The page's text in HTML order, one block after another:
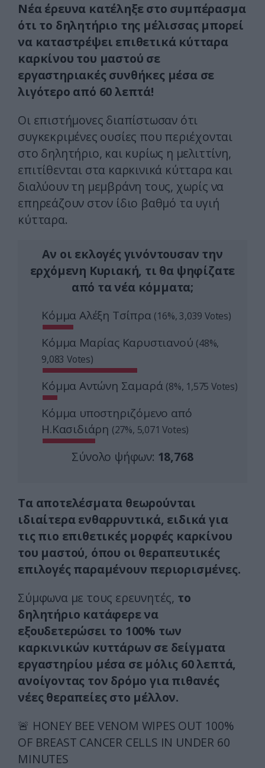
Νέα έρευνα κατέληξε στο συμπέρασμα
ότι το δηλητήριο της μέλισσας μπορεί
να καταστρέψει επιθετικά κύτταρα
καρκίνου του μαστού σε
εργαστηριακές συνθήκες μέσα σε
λιγότερο από 60 λεπτά!
Οι επιστήμονες διαπίστωσαν ότι
συγκεκριμένες ουσίες που περιέχονται
στο δηλητήριο, και κυρίως η μελιττίνη,
επιτίθενται στα καρκινικά κύτταρα και
διαλύουν τη μεμβράνη τους, χωρίς να
επηρεάζουν στον ίδιο βαθμό τα υγιή
κύτταρα.
Αν οι εκλογές γινόντουσαν την
ερχόμενη Κυριακή, τι θα ψηφίζατε
από τα νέα κόμματα;
Κόμμα Αλέξη Τσίπρα (16%, 3,039 Votes)
Κόμμα Μαρίας Καρυστιανού (48%,
9,083 Votes)
Κόμμα Αντώνη Σαμαρά (8%, 1,575 Votes)
Κόμμα υποστηριζόμενο από
Η.Κασιδιάρη (27%, 5,071 Votes)
Σύνολο ψήφων: 18,768
Τα αποτελέσματα θεωρούνται
ιδιαίτερα ενθαρρυντικά, ειδικά για
τις πιο επιθετικές μορφές καρκίνου
του μαστού, όπου οι θεραπευτικές
επιλογές παραμένουν περιορισμένες.
Σύμφωνα με τους ερευνητές, το
δηλητήριο κατάφερε να
εξουδετερώσει το 100% των
καρκινικών κυττάρων σε δείγματα
εργαστηρίου μέσα σε μόλις 60 λεπτά,
ανοίγοντας τον δρόμο για πιθανές
νέες θεραπείες στο μέλλον.
🚨 HONEY BEE VENOM WIPES OUT 100%
OF BREAST CANCER CELLS IN UNDER 60
MINUTES